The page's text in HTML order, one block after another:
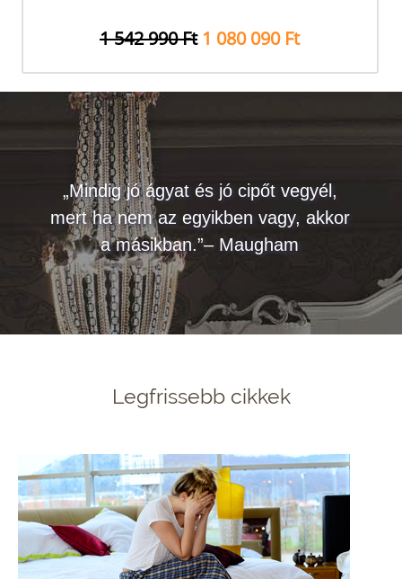
1 542 990 Ft 1 080 090 Ft
„Mindig jó ágyat és jó cipőt vegyél,
mert ha nem az egyikben vagy, akkor
a másikban.”– Maugham
Legfrissebb cikkek